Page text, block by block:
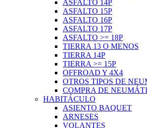
ASFALTO 14P
ASFALTO 15P
ASFALTO 16P
ASFALTO 17P
ASFALTO >= 18P
TIERRA 13 O MENOS
TIERRA 14P
TIERRA >= 15P
OFFROAD Y 4X4
OTROS TIPOS DE
COMPRA DE
HABITÁCULO
ASIENTO BAQUET
ARNESES
VOLANTES